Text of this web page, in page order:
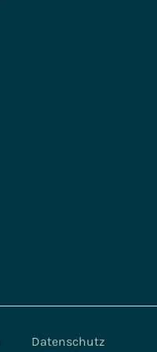
Datenschutz